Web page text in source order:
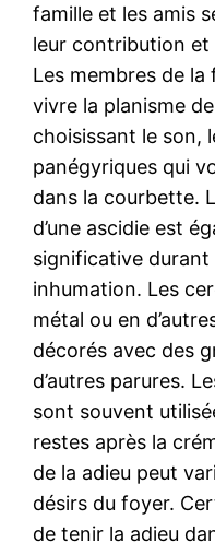
famille et les amis
leur contribution
Les membres de
vivre la planisme
choisissant le son,
panégyriques qui
dans la courbette.
d’une ascidie est
significative
inhumation. Les
métal ou en
décorés avec des
d’autres parures.
sont souvent
restes après la
de la adieu peut
désirs du foyer.
de tenir la adieu